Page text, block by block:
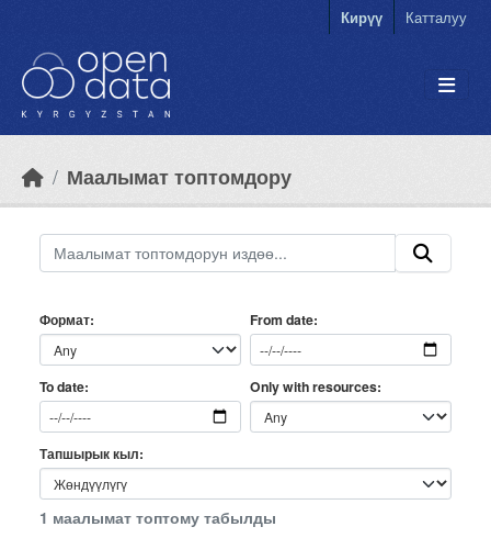
Кирүү Катталуу
Маалымат топтомдору
Формат From date
To date Only with resources
Тапшырык кыл
1 маалымат топтому табылды